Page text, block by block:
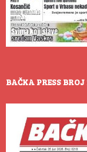
BAČKA PRESS BROJ